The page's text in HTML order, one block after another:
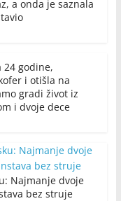
a onda je saznala
24 godine,
i otišla na
gradi život iz
i dvoje dece
Najmanje dvoje
bez struje